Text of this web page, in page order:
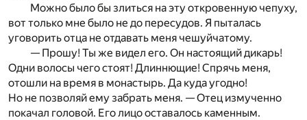
Можно было бы злиться на эту откровенную чепуху,
вот только мне было не до пересудов. Я пыталась
уговорить отца не отдавать меня чешуйчатому.
— Прошу! Ты же видел его. Он настоящий дикарь!
Одни волосы чего стоят! Длиннющие! Спрячь меня,
отошли на время в монастырь. Да куда угодно!
Но не позволяй ему забрать меня. — Отец измученно
покачал головой. Его лицо оставалось каменным.